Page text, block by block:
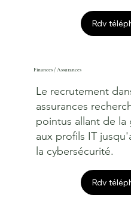
Rdv
Finances / Assurances
Le recrutement
assurances
pointus allant de
aux profils IT
la cybersécurité.
Rdv